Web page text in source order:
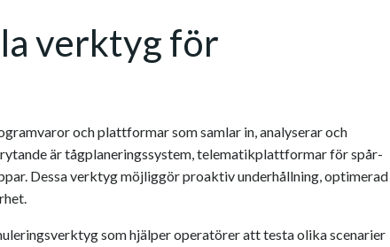
verktyg för
och plattformar som samlar in, analyserar och
är tågplaneringssystem, telematikplattformar för spår-
Dessa verktyg möjliggör proaktiv underhållning, optimerad
som hjälper operatörer att testa olika scenarier